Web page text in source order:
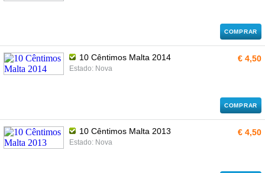
COMPRAR
10 Cêntimos Malta 2014
Estado: Nova
€ 4,50
COMPRAR
10 Cêntimos Malta 2013
Estado: Nova
€ 4,50